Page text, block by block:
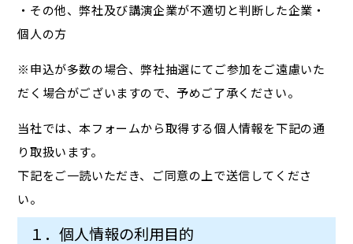
・その他、弊社及び講演企業が不適切と判断した企業・
個人の方
※申込が多数の場合、弊社抽選にてご参加をご遠慮いた
だく場合がございますので、予めご了承ください。
当社では、本フォームから取得する個人情報を下記の通
り取扱います。
下記をご一読いただき、ご同意の上で送信してくださ
い。
１．個人情報の利用目的